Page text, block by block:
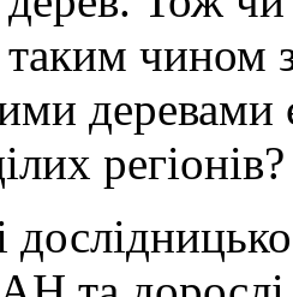
чином
регіонів?